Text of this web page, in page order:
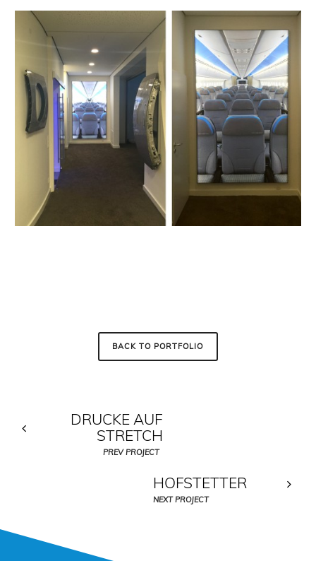
BACK TO PORTFOLIO
DRUCKE AUF
STRETCH
PREV PROJECT
HOFSTETTER
NEXT PROJECT